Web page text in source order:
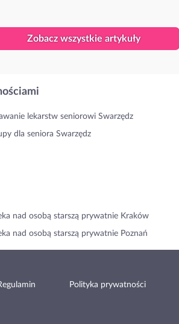
Zobacz wszystkie artykuły
lekarstw seniorowi Swarzędz
dla seniora Swarzędz
nad osobą starszą prywatnie Kraków
nad osobą starszą prywatnie Poznań
Polityka prywatności